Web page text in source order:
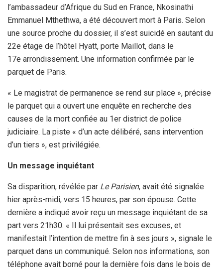
l’ambassadeur d’Afrique du Sud en France, Nkosinathi
Emmanuel Mthethwa, a été découvert mort à Paris. Selon
une source proche du dossier, il s’est suicidé en sautant du
22e étage de l’hôtel Hyatt, porte Maillot, dans le
17e arrondissement. Une information confirmée par le
parquet de Paris.
« Le magistrat de permanence se rend sur place », précise
le parquet qui a ouvert une enquête en recherche des
causes de la mort confiée au 1er district de police
judiciaire. La piste « d’un acte délibéré, sans intervention
d’un tiers », est privilégiée.
Un message inquiétant
Sa disparition, révélée par Le Parisien, avait été signalée
hier après-midi, vers 15 heures, par son épouse. Cette
dernière a indiqué avoir reçu un message inquiétant de sa
part vers 21h30. « Il lui présentait ses excuses, et
manifestait l’intention de mettre fin à ses jours », signale le
parquet dans un communiqué. Selon nos informations, son
téléphone avait borné pour la dernière fois dans le bois de